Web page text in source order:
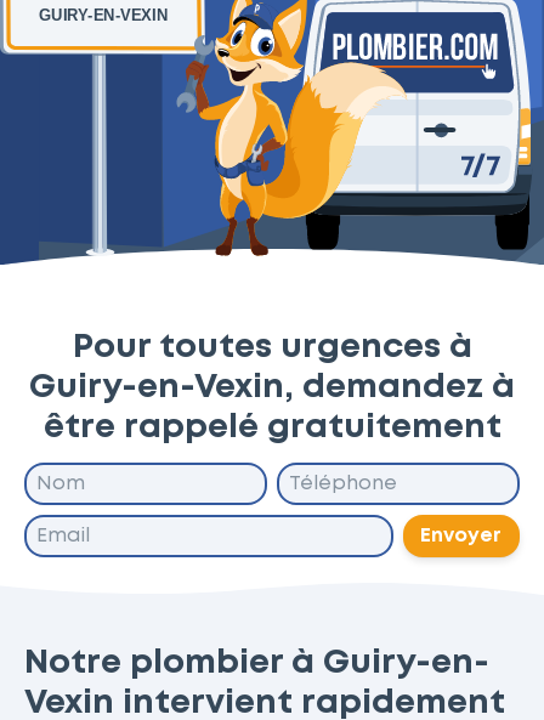
GUIRY-EN-VEXIN
Pour toutes urgences à
Guiry-en-Vexin, demandez à
être rappelé gratuitement
Envoyer
Notre plombier à Guiry-en-
Vexin intervient rapidement